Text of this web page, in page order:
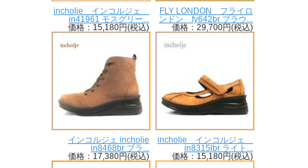
incholje インコルジェ
in41961 モスグリー...
価格：15,180円(税込)
FLY LONDON フライロ
ンドン fy642br ブラウ...
価格：29,700円(税込)
インコルジェ incholje
in8468br ブラ...
価格：17,380円(税込)
incholje インコルジェ
in8315lbr ライト...
価格：15,180円(税込)